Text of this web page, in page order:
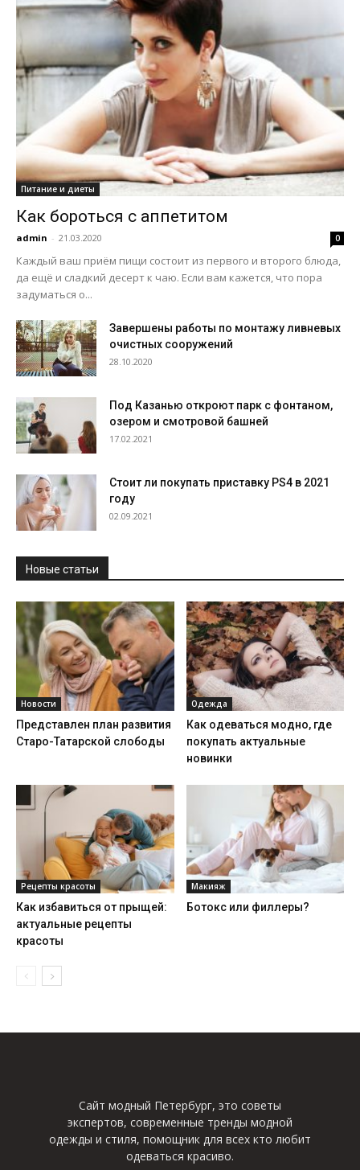
Питание и диеты
Как бороться с аппетитом
admin - 21.03.2020 0
Каждый ваш приём пищи состоит из первого и второго блюда,
да ещё и сладкий десерт к чаю. Если вам кажется, что пора
задуматься о...
Завершены работы по монтажу ливневых
очистных сооружений
28.10.2020
Под Казанью откроют парк с фонтаном,
озером и смотровой башней
17.02.2021
Стоит ли покупать приставку PS4 в 2021
году
02.09.2021
Новые статьи
Новости
Представлен план развития
Старо-Татарской слободы
Одежда
Как одеваться модно, где
покупать актуальные
новинки
Рецепты красоты
Как избавиться от прыщей:
актуальные рецепты
красоты
Макияж
Ботокс или филлеры?
Сайт модный Петербург, это советы
экспертов, современные тренды модной
одежды и стиля, помощник для всех кто любит
одеваться красиво.